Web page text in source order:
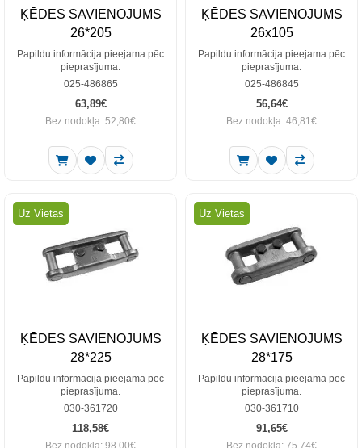
ĶĒDES SAVIENOJUMS
26*205
Papildu informācija pieejama pēc
pieprasījuma.
025-486865
63,89€
Bez nodokļa: 52,80€
ĶĒDES SAVIENOJUMS
26x105
Papildu informācija pieejama pēc
pieprasījuma.
025-486845
56,64€
Bez nodokļa: 46,81€
Uz Vietas
ĶĒDES SAVIENOJUMS
28*225
Papildu informācija pieejama pēc
pieprasījuma.
030-361720
118,58€
Uz Vietas
ĶĒDES SAVIENOJUMS
28*175
Papildu informācija pieejama pēc
pieprasījuma.
030-361710
91,65€